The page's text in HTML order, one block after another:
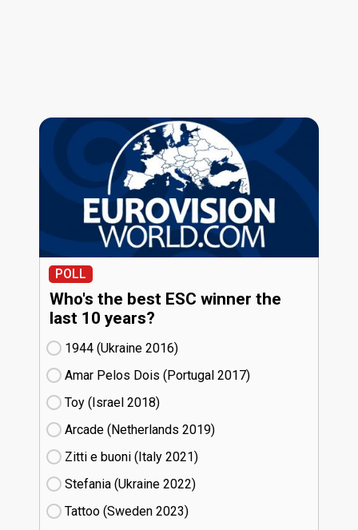
POLL
Who's the best ESC winner the
last 10 years?
1944 (Ukraine
16)
Amar Pelos Dois (Portugal
17)
Toy (Israel
18)
Arcade (Netherlands
19)
Zitti e buoni​ (Italy
21)
Stefania (Ukraine
22)
Tattoo (Sweden
23)